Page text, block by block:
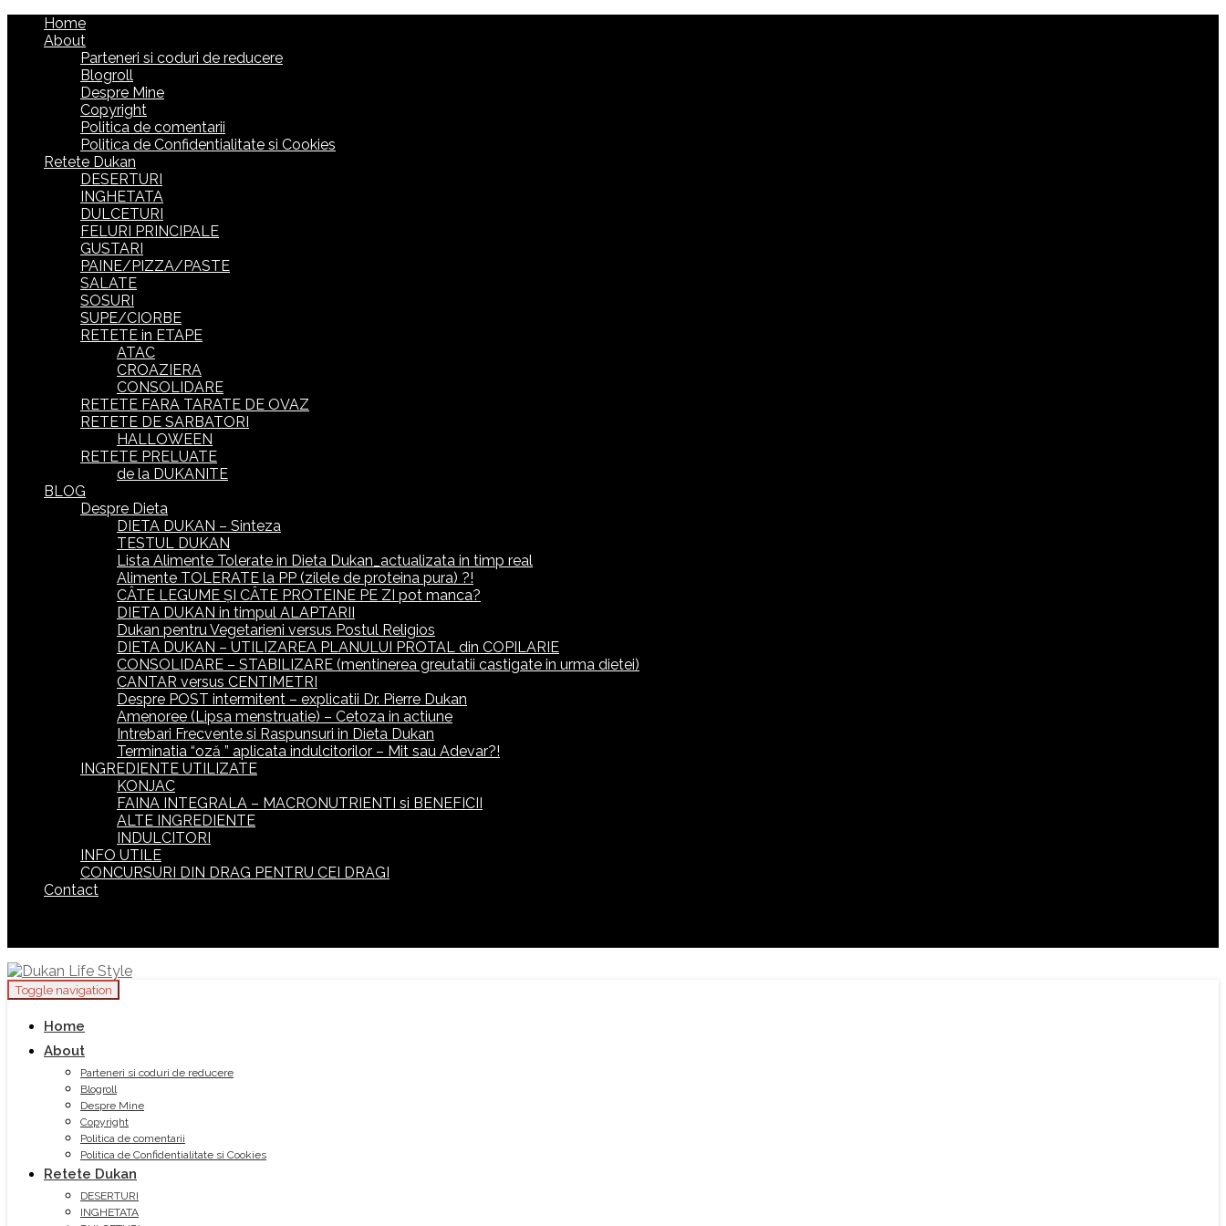
Home
About
Parteneri si coduri de reducere
Blogroll
Despre Mine
Copyright
Politica de comentarii
Politica de Confidentialitate si Cookies
Retete Dukan
DESERTURI
INGHETATA
DULCETURI
FELURI PRINCIPALE
GUSTARI
PAINE/PIZZA/PASTE
SALATE
SOSURI
SUPE/CIORBE
RETETE in ETAPE
ATAC
CROAZIERA
CONSOLIDARE
RETETE FARA TARATE DE OVAZ
RETETE DE SARBATORI
HALLOWEEN
RETETE PRELUATE
de la DUKANITE
BLOG
Despre Dieta
DIETA DUKAN – Sinteza
TESTUL DUKAN
Lista Alimente Tolerate in Dieta Dukan_actualizata in timp real
Alimente TOLERATE la PP (zilele de proteina pura) ?!
CÂTE LEGUME ȘI CÂTE PROTEINE PE ZI pot manca?
DIETA DUKAN in timpul ALAPTARII
Dukan pentru Vegetarieni versus Postul Religios
DIETA DUKAN – UTILIZAREA PLANULUI PROTAL din COPILARIE
CONSOLIDARE – STABILIZARE (mentinerea greutatii castigate in urma dietei)
CANTAR versus CENTIMETRI
Despre POST intermitent – explicatii Dr. Pierre Dukan
Amenoree (Lipsa menstruatie) – Cetoza in actiune
Intrebari Frecvente si Raspunsuri in Dieta Dukan
Terminatia “oză ” aplicata indulcitorilor – Mit sau Adevar?!
INGREDIENTE UTILIZATE
KONJAC
FAINA INTEGRALA – MACRONUTRIENTI si BENEFICII
ALTE INGREDIENTE
INDULCITORI
INFO UTILE
CONCURSURI DIN DRAG PENTRU CEI DRAGI
Contact
Toggle navigation
Home
About
Parteneri si coduri de reducere
Blogroll
Despre Mine
Copyright
Politica de comentarii
Politica de Confidentialitate si Cookies
Retete Dukan
DESERTURI
INGHETATA